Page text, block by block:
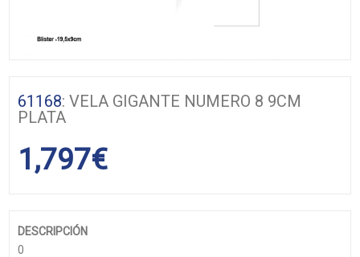
61168: VELA GIGANTE NUMERO 8 9CM
PLATA
1,797€
DESCRIPCIÓN
0